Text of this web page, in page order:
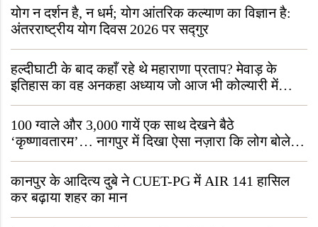
योग न दर्शन है, न धर्म; योग आंतरिक कल्याण का विज्ञान है:
अंतरराष्ट्रीय योग दिवस 2026 पर सद्गुर
हल्दीघाटी के बाद कहाँ रहे थे महाराणा प्रताप? मेवाड़ के
इतिहास का वह अनकहा अध्याय जो आज भी कोल्यारी में
जीवित है
100 ग्वाले और 3,000 गायें एक साथ देखने बैठे
‘कृष्णावतारम’… नागपुर में दिखा ऐसा नज़ारा कि लोग बोले,
“ऐसा तो सिर्फ़ कृष्ण ही कर सकते हैं”
कानपुर के आदित्य दुबे ने CUET-PG में AIR 141 हासिल
कर बढ़ाया शहर का मान